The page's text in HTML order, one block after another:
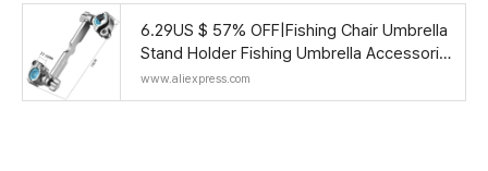
6.29US $ 57% OFF|Fishing Chair Umbrella
Stand Holder Fishing Umbrella Accessorie
s Umbrella Stand Fishing Gear Accessorie
s Fishin
www.aliexpress.com